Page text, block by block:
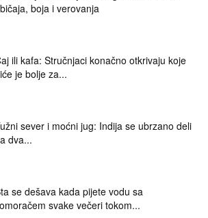
boja i verovanja
ili kafa: Stručnjaci konačno otkrivaju koje
je bolje za...
sever i moćni jug: Indija se ubrzano deli
dva...
se dešava kada pijete vodu sa
svake večeri tokom...